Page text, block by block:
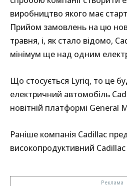
виробництво якого має
Прийом замовлень на цю
травня, і, як стало відомо,
мінімум ще над одним
Що стосується Lyriq, то це
електричний автомобіль
новітній платформі General
Раніше компанія Cadillac
високопродуктивний Cadillac